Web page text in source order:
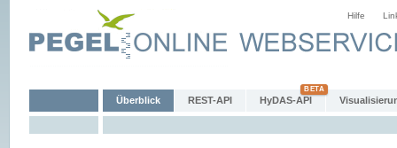
Hilfe
Überblick REST-API HyDAS-API